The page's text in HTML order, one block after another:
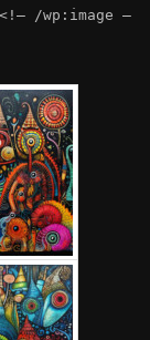
/wp:image –